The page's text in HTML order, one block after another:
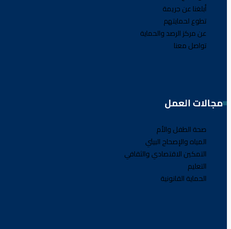
أبلغنا عن جريمة
تطوع لحمايتهم
عن مركز الرصد والحماية
تواصل معنا
مجالات العمل
صحة الطفل والأم
المياه والإصحاح البيئي
التمكين الاقتصادي والثقافي
التعليم
الحماية القانونية